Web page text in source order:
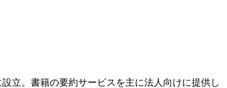
立。書籍の要約サービスを主に法人向けに提供し